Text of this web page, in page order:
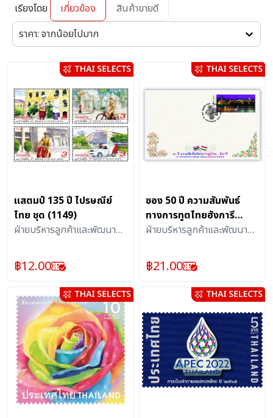
เรียงโดย เกี่ยวข้อง
สินค้าขายดี
ราคา: จากน้อยไปมาก
แสตมป์ 135 ปี ไปรษณีย์
ไทย ชุด (1149)
ฝ่ายบริหารลูกค้าและพัฒนา
แสตมป์
฿12.00
ซอง 50 ปี ความสัมพันธ์
ทางการทูตไทยฮังการี
(1257)
ฝ่ายบริหารลูกค้าและพัฒนา
สิ่งสะสม
฿21.00